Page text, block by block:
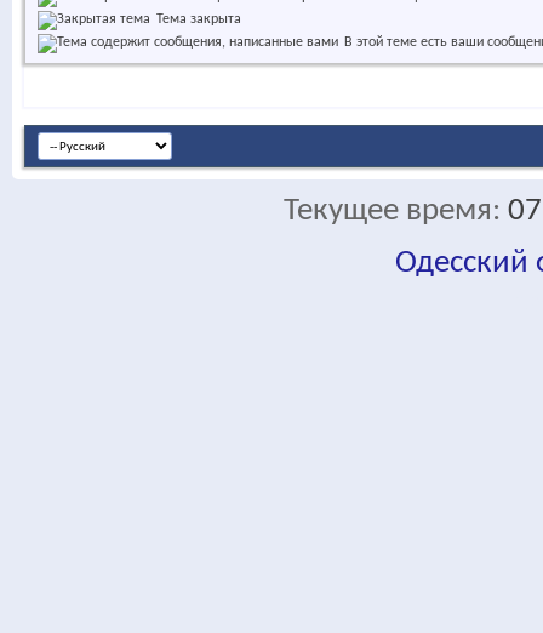
Тема закрыта
В этой теме есть ваши
Текущее время:
Одесский